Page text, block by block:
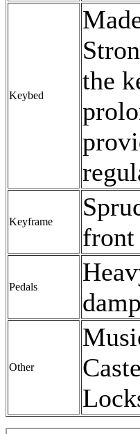
Keybed
the
Keyframe
front
Pedals
Other